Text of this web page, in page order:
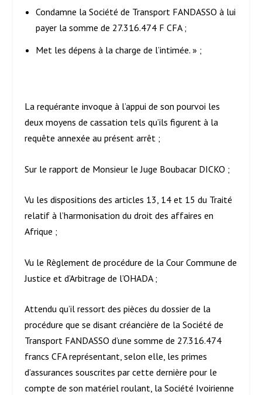
Condamne la Société de Transport FANDASSO à lui
payer la somme de 27.316.474 F CFA ;
Met les dépens à la charge de l’intimée. » ;
La requérante invoque à l’appui de son pourvoi les
deux moyens de cassation tels qu’ils figurent à la
requête annexée au présent arrêt ;
Sur le rapport de Monsieur le Juge Boubacar DICKO ;
Vu les dispositions des articles 13, 14 et 15 du Traité
relatif à l’harmonisation du droit des affaires en
Afrique ;
Vu le Règlement de procédure de la Cour Commune de
Justice et d’Arbitrage de l’OHADA ;
Attendu qu’il ressort des pièces du dossier de la
procédure que se disant créancière de la Société de
Transport FANDASSO d’une somme de 27.316.474
francs CFA représentant, selon elle, les primes
d’assurances souscrites par cette dernière pour le
compte de son matériel roulant, la Société Ivoirienne